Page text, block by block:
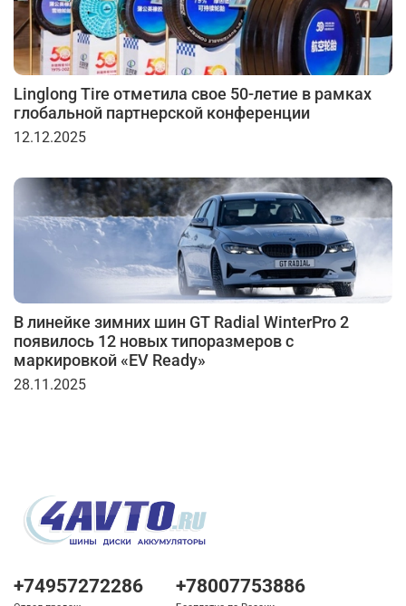
Linglong Tire отметила свое 50-летие в рамках
глобальной партнерской конференции
12.12.2025
В линейке зимних шин GT Radial WinterPro 2
появилось 12 новых типоразмеров с
маркировкой «EV Ready»
28.11.2025
+74957272286 +78007753886